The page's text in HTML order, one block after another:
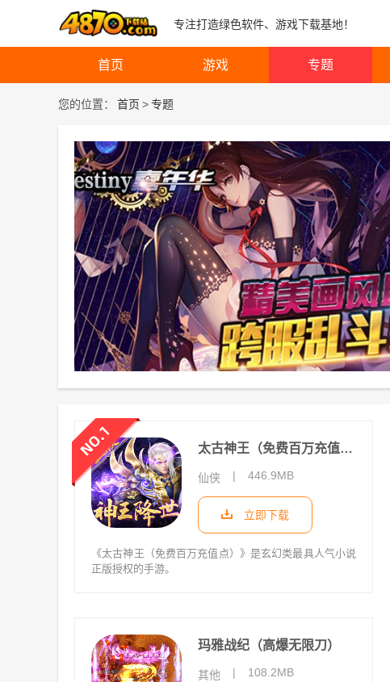
专注打造绿色软件、游戏下载基地！
首页 游戏 专题
您的位置： 首页 >专题
太古神王（免费百万充值点）
仙侠 | 446.9MB
立即下载
《太古神王（免费百万充值点）》是玄幻类最具人气小说
正版授权的手游。
玛雅战纪（高爆无限刀）
其他 | 108.2MB